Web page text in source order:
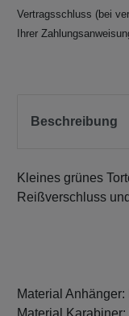
Vertragsschluss (bei
Ihrer
Beschreibung
Kleines grünes
Reißverschluss
Material
Material